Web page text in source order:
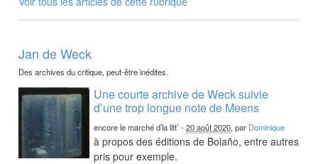
Jan de Weck
Des archives du critique, peut-être inédites.
Une courte archive de Weck suivie
d’une trop longue note de Meens
encore le marché d’la litt’ -20 août 2020, par Dominique
à propos des éditions de Bolaño, entre autres
pris pour exemple.